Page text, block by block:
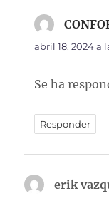
abril 18, 2024 a
Se ha
Responder
erik